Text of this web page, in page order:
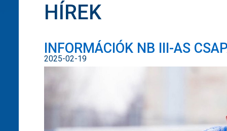
HÍREK
INFORMÁCIÓK NB III-AS
2025-02-19